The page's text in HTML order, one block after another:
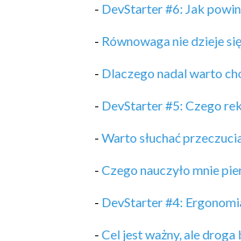
- DevStarter #6: Jak
- Równowaga nie dzieje
- Dlaczego nadal warto
- DevStarter #5: Czego
- Warto słuchać
- Czego nauczyło mnie
- DevStarter #4:
- Cel jest ważny, ale